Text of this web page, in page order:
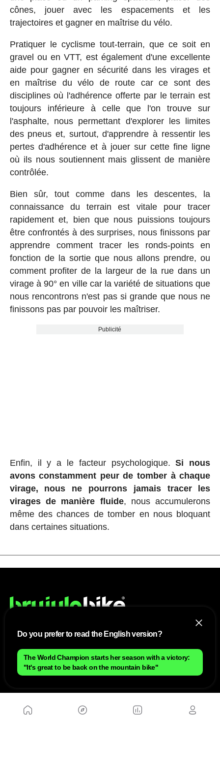
cônes, jouer avec les espacements et les
trajectoires et gagner en maîtrise du vélo.
Pratiquer le cyclisme tout-terrain, que ce soit en
gravel ou en VTT, est également d'une excellente
aide pour gagner en sécurité dans les virages et
en maîtrise du vélo de route car ce sont des
disciplines où l'adhérence offerte par le terrain est
toujours inférieure à celle que l'on trouve sur
l'asphalte, nous permettant d'explorer les limites
des pneus et, surtout, d'apprendre à ressentir les
pertes d'adhérence et à jouer sur cette fine ligne
où ils nous soutiennent mais glissent de manière
contrôlée.
Bien sûr, tout comme dans les descentes, la
connaissance du terrain est vitale pour tracer
rapidement et, bien que nous puissions toujours
être confrontés à des surprises, nous finissons par
apprendre comment tracer les ronds-points en
fonction de la sortie que nous allons prendre, ou
comment profiter de la largeur de la rue dans un
virage à 90° en ville car la variété de situations que
nous rencontrons n'est pas si grande que nous ne
finissons pas par pouvoir les maîtriser.
Publicité
Enfin, il y a le facteur psychologique.Si nous
avons constamment peur de tomber à chaque
virage, nous ne pourrons jamais tracer les
virages de manière fluide, nous accumulerons
même des chances de tomber en nous bloquant
dans certaines situations.
Plan du site
Contact
Do you prefer to read the English version?
The World Champion starts her season with a victory:
"It's great to be back on the mountain bike"